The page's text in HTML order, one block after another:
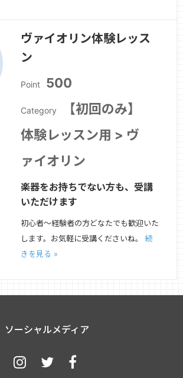
ヴァイオリン体験レッス
ン
Point 500
Category
【初回のみ】
体験レッスン用 > ヴ
ァイオリン
楽器をお持ちでない方も、受講
いただけます
初心者〜経験者の方どなたでも歓迎いた
します。お気軽に受講くださいね。 続
きを見る »
ソーシャルメディア